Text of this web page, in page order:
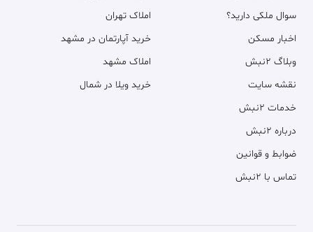
سوال ملکی دارید؟
اخبار مسکن
وبلاگ ۲نبش
نقشه سایت
خدمات ۲نبش
درباره ۲نبش
ضوابط و قوانین
تماس با ۲نبش
املاک تهران
خرید آپارتمان در مشهد
املاک مشهد
خرید ویلا در شمال